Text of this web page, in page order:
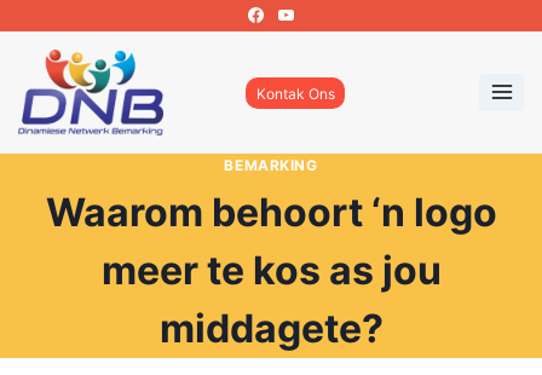
content
Kontak Ons
BEMARKING
Waarom behoort ‘n logo
meer te kos as jou
middagete?